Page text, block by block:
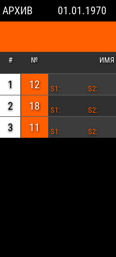
АРХИВ 01.01.1970
# № ИМЯ
1 12 S1: S2:
2
18 S1: S2:
3
11 S1: S2: